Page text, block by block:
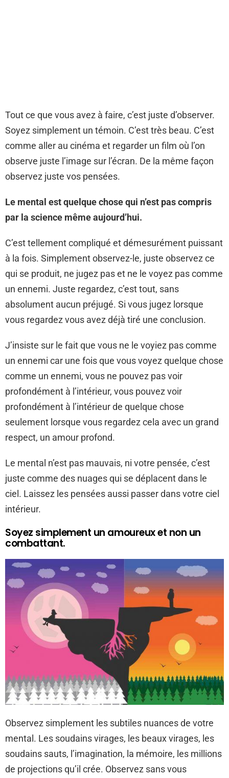
Tout ce que vous avez à faire, c’est juste d’observer.
Soyez simplement un témoin. C’est très beau. C’est
comme aller au cinéma et regarder un film où l’on
observe juste l’image sur l’écran. De la même façon
observez juste vos pensées.
Le mental est quelque chose qui n’est pas compris
par la science même aujourd’hui.
C’est tellement compliqué et démesurément puissant
à la fois. Simplement observez-le, juste observez ce
qui se produit, ne jugez pas et ne le voyez pas comme
un ennemi. Juste regardez, c’est tout, sans
absolument aucun préjugé. Si vous jugez lorsque
vous regardez vous avez déjà tiré une conclusion.
J’insiste sur le fait que vous ne le voyiez pas comme
un ennemi car une fois que vous voyez quelque chose
comme un ennemi, vous ne pouvez pas voir
profondément à l’intérieur, vous pouvez voir
profondément à l’intérieur de quelque chose
seulement lorsque vous regardez cela avec un grand
respect, un amour profond.
Le mental n’est pas mauvais, ni votre pensée, c’est
juste comme des nuages qui se déplacent dans le
ciel. Laissez les pensées aussi passer dans votre ciel
intérieur.
Soyez simplement un amoureux et non un
combattant.
Observez simplement les subtiles nuances de votre
mental. Les soudains virages, les beaux virages, les
soudains sauts, l’imagination, la mémoire, les millions
de projections qu’il crée. Observez sans vous